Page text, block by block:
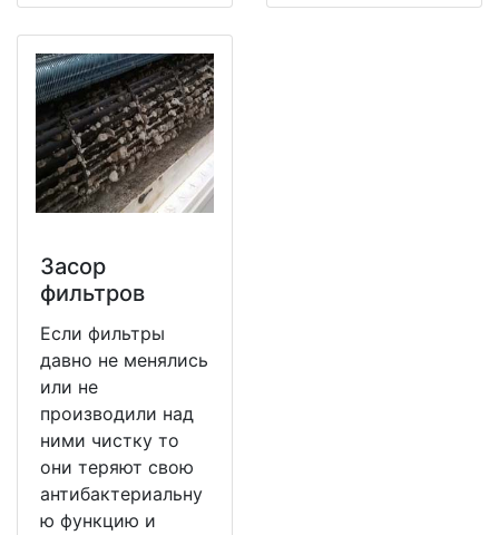
Засор
фильтров
Если фильтры
давно не менялись
или не
производили над
ними чистку то
они теряют свою
антибактериальну
ю функцию и